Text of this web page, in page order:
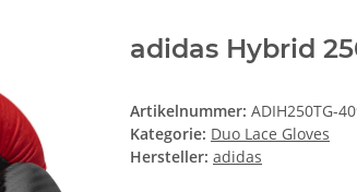
adidas Hybrid
Artikelnummer: ADIH250TG-
Kategorie: Duo Lace Gloves
Hersteller: adidas